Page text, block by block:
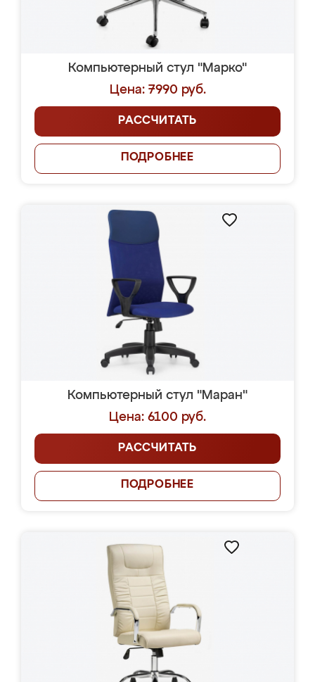
Компьютерный стул "Марко"
Цена: 7990 руб.
РАССЧИТАТЬ
ПОДРОБНЕЕ
Компьютерный стул "Маран"
Цена: 6100 руб.
РАССЧИТАТЬ
ПОДРОБНЕЕ